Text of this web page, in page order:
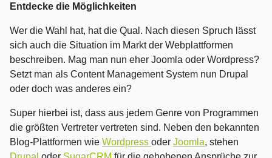
Entdecke die Möglichkeiten
Wer die Wahl hat, hat die Qual. Nach diesen Spruch lässt
sich auch die Situation im Markt der Webplattformen
beschreiben. Mag man nun eher Joomla oder Wordpress?
Setzt man als Content Management System nun Drupal
oder doch was anderes ein?
Super hierbei ist, dass aus jedem Genre von Programmen
die größten Vertreter vertreten sind. Neben den bekannten
Blog-Plattformen wie Wordpress oder Joomla, stehen